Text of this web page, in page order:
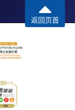
付款而由下列原
包括：（1）由
息或資訊傳送的
的網關傳送而
、失靈、或失
關相關的原
何非法行為等。
返回页首